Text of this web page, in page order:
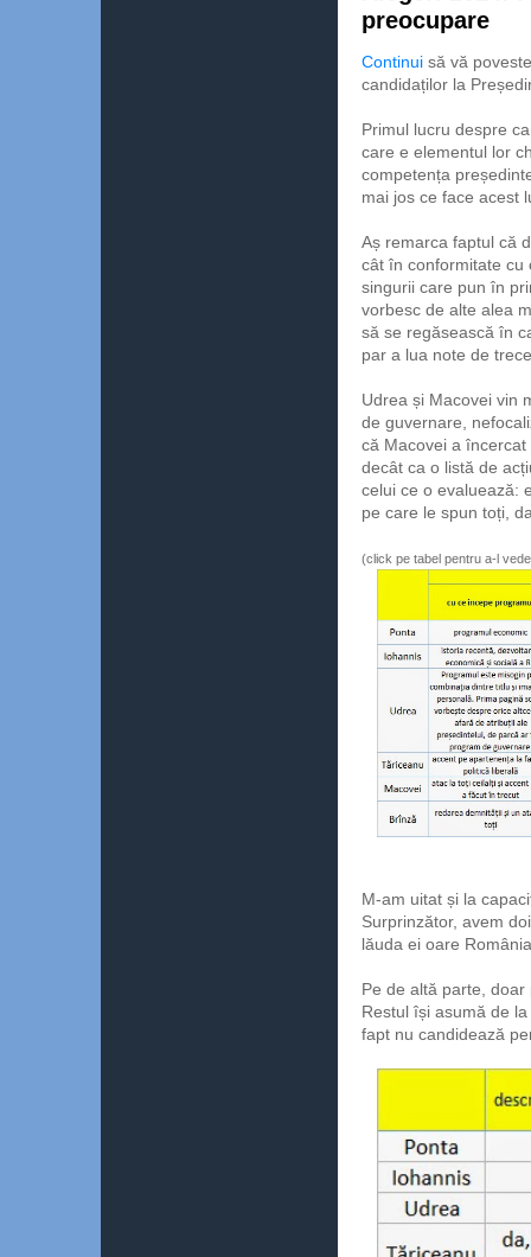
preocupare
Continui să vă
candidaților la
Primul lucru despre
care e elementul lor
competența
mai jos ce face acest
Aș remarca faptul că
cât în conformitate cu
singurii care pun în
vorbesc de alte alea
să se regăsească în
par a lua note de
Udrea și Macovei vin
de guvernare,
că Macovei a
decât ca o listă de
celui ce o evaluează:
pe care le spun toți,
(click pe tabel pentru a-l
M-am uitat și la
Surprinzător, avem
lăuda ei oare
Pe de altă parte,
Restul își asumă de
fapt nu candidează